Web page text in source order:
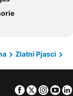
Zlatni Pjasci
Facebook
Twitter